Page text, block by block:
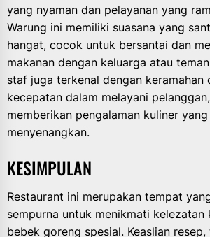
yang nyaman dan pelayanan yang
Warung ini memiliki suasana yang
hangat, cocok untuk bersantai dan
makanan dengan keluarga atau
staf juga terkenal dengan keramahan
kecepatan dalam melayani pelanggan,
memberikan pengalaman kuliner yang
menyenangkan.
KESIMPULAN
Restaurant ini merupakan tempat
sempurna untuk menikmati kelezatan
bebek goreng spesial. Keaslian